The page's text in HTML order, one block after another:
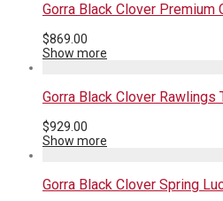
Gorra Black Clover Premium
$869.00
Show more
Gorra Black Clover Rawlings
$929.00
Show more
Gorra Black Clover Spring